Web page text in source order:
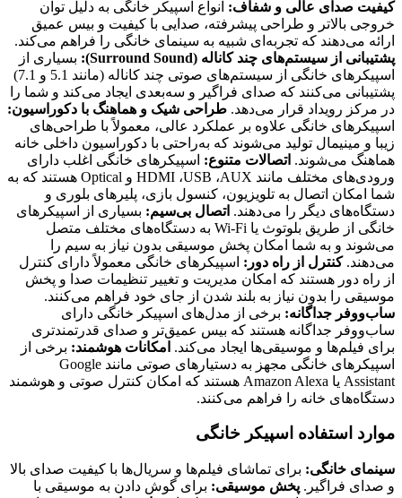
کیفیت صدای عالی و شفاف: انواع اسپیکر خانگی به دلیل توان
خروجی بالاتر و طراحی پیشرفته، صدایی با کیفیت و بیس عمیق
ارائه می‌دهند که تجربه‌ای شبیه به سینمای خانگی را فراهم می‌کند.
پشتیبانی از سیستم‌های چند کاناله (Surround Sound):
بسیاری از
اسپیکرهای خانگی از سیستم‌های صوتی چند کاناله (مانند 5.1 و 7.1)
پشتیبانی می‌کنند که صدای فراگیر و سه‌بعدی ایجاد می‌کند و شما را
در مرکز رویداد قرار می‌دهد. طراحی شیک و هماهنگ با دکوراسیون:
اسپیکرهای خانگی علاوه بر عملکرد عالی، معمولاً با طراحی‌های
زیبا و مینیمال تولید می‌شوند که به‌راحتی با دکوراسیون داخلی خانه
هماهنگ می‌شوند. اتصالات متنوع: اسپیکرهای خانگی اغلب دارای
ورودی‌های مختلف مانند HDMI ،USB ،AUX و Optical هستند که به
شما امکان اتصال به تلویزیون، کنسول بازی، پلیرهای بلوری و
دستگاه‌های دیگر را می‌دهند. اتصال بی‌سیم: بسیاری از اسپیکرهای
خانگی از طریق بلوتوث یا Wi-Fi به دستگاه‌های مختلف متصل
می‌شوند و به شما امکان پخش موسیقی بدون نیاز به سیم را
می‌دهند.کنترل از راه دور: اسپیکرهای خانگی معمولاً دارای کنترل
از راه دور هستند که امکان مدیریت و تغییر تنظیمات صدا و پخش
موسیقی را بدون نیاز به بلند شدن از جای خود فراهم می‌کنند.
ساب‌ووفر جداگانه: برخی از مدل‌های اسپیکر خانگی دارای
ساب‌ووفر جداگانه هستند که بیس عمیق‌تر و صدای قدرتمندتری
برای فیلم‌ها و موسیقی‌ها ایجاد می‌کند. امکانات هوشمند: برخی از
اسپیکرهای خانگی مجهز به دستیارهای صوتی مانند Google
Assistant یا Amazon Alexa هستند که امکان کنترل صوتی و هوشمند
دستگاه‌های خانه را فراهم می‌کنند.
موارد استفاده اسپیکر خانگی
سینمای خانگی: برای تماشای فیلم‌ها و سریال‌ها با کیفیت صدای بالا
و صدای فراگیر. پخش موسیقی: برای گوش دادن به موسیقی با